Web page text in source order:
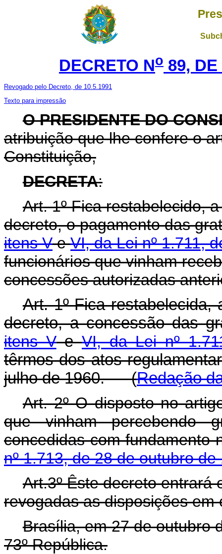
DECRETO No 89,
Revogado pelo Decreto, de 10.5.1991
Texto para impressão
O PRESIDENTE DO
atribuição que lhe confere o
Constituição,
DECRETA:
Art. 1º Fica restabelecido,
decreto, o pagamento das
itens VeVI, da Lei nº 1.711,
funcionários que vinham
concessões autorizadas
Art. 1º Fica
decreto, a concessão das
itens VeVI, da Lei nº
têrmos dos atos
julho de 1960. (Redação
Art. 2º O disposto no
que vinham percebendo
concedidas com fundamento
nº 1.713, de 28 de outubro de
Art.3º Êste decreto entrará
revogadas as disposições em
Brasília, em 27 de outubro
73º República.